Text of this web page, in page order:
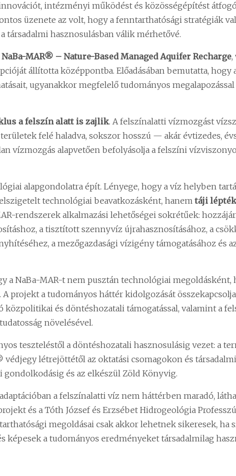
intézményi működést és közösségépítést
üzenete az volt, hogy a fenntarthatósági stratégiák
társadalmi hasznosulásban válik mérhetővé.
NaBa-MAR® – Nature-Based Managed Aquifer Recharge,
állította középpontba. Előadásában bemutatta,
ugyanakkor megfelelő tudományos
a felszín alatt is zajlik. A felszínalatti vízmozgást
felé haladva, sokszor hosszú — akár évtizedes,
vízmozgás alapvetően befolyásolja a felszíni
alapgondolatra épít. Lényege, hogy a víz helyben
technológiai beavatkozásként, hanemtáji
rendszerek alkalmazási lehetőségei sokrétűek:
a tisztított szennyvíz újrahasznosításához, a
a mezőgazdasági vízigény támogatásához és
a NaBa-MAR-t nem pusztán technológiai megoldásként,
projekt a tudományos háttér kidolgozását
közpolitikai és döntéshozatali támogatással, valamint a
növelésével.
teszteléstől a döntéshozatali hasznosulásig vezet: a
létrejöttétől az oktatási csomagokon és
gondolkodásig és az elkészül Zöld Könyvig.
a felszínalatti víz nem háttérben maradó,
és a Tóth József és Erzsébet Hidrogeológia
megoldásai csak akkor lehetnek sikeresek, ha
képesek a tudományos eredményeket társadalmilag